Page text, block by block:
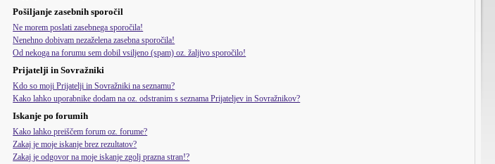
Pošiljanje zasebnih sporočil
Ne morem poslati zasebnega sporočila!
Nenehno dobivam nezaželena zasebna sporočila!
Od nekoga na forumu sem dobil vsiljeno (spam) oz. žaljivo sporočilo!
Prijatelji in Sovražniki
Kdo so moji Prijatelji in Sovražniki na seznamu?
Kako lahko uporabnike dodam na oz. odstranim s seznama Prijateljev in Sovražnikov?
Iskanje po forumih
Kako lahko preiščem forum oz. forume?
Zakaj je moje iskanje brez rezultatov?
Zakaj je odgovor na moje iskanje zgolj prazna stran!?